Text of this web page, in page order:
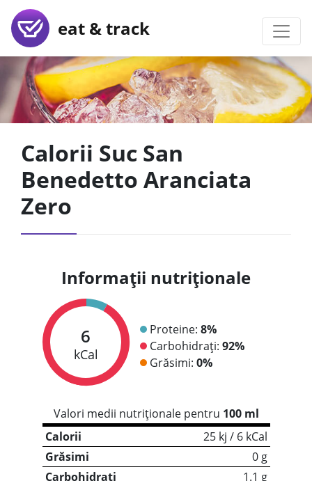
eat & track
Calorii Suc San
Benedetto Aranciata
Zero
Informații nutriționale
6
kCal
Proteine: 8%
Carbohidrați: 92%
Grăsimi: 0%
Valori medii nutriționale pentru 100 ml
Calorii
25 kj / 6 kCal
Grăsimi
0 g
Carbohidrați
1.1 g